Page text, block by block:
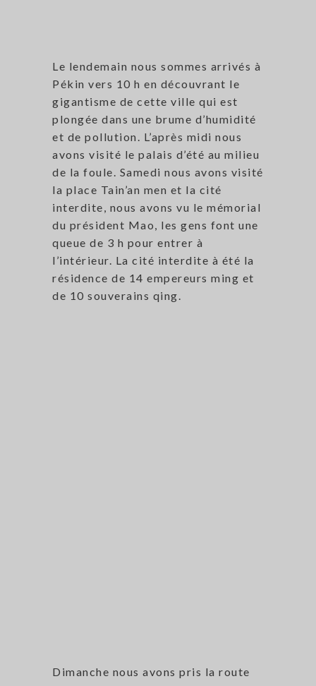
Le lendemain nous sommes arrivés à
Pékin vers 10 h en découvrant le
gigantisme de cette ville qui est
plongée dans une brume d’humidité
et de pollution. L’après midi nous
avons visité le palais d’été au milieu
de la foule. Samedi nous avons visité
la place Tain’an men et la cité
interdite, nous avons vu le mémorial
du président Mao, les gens font une
queue de 3 h pour entrer à
l’intérieur. La cité interdite à été la
résidence de 14 empereurs ming et
de 10 souverains qing.
Dimanche nous avons pris la route